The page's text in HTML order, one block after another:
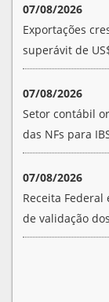
07/08/2026
Exportações
superávit de
07/08/2026
Setor contábil
das NFs para
07/08/2026
Receita Federal
de validação